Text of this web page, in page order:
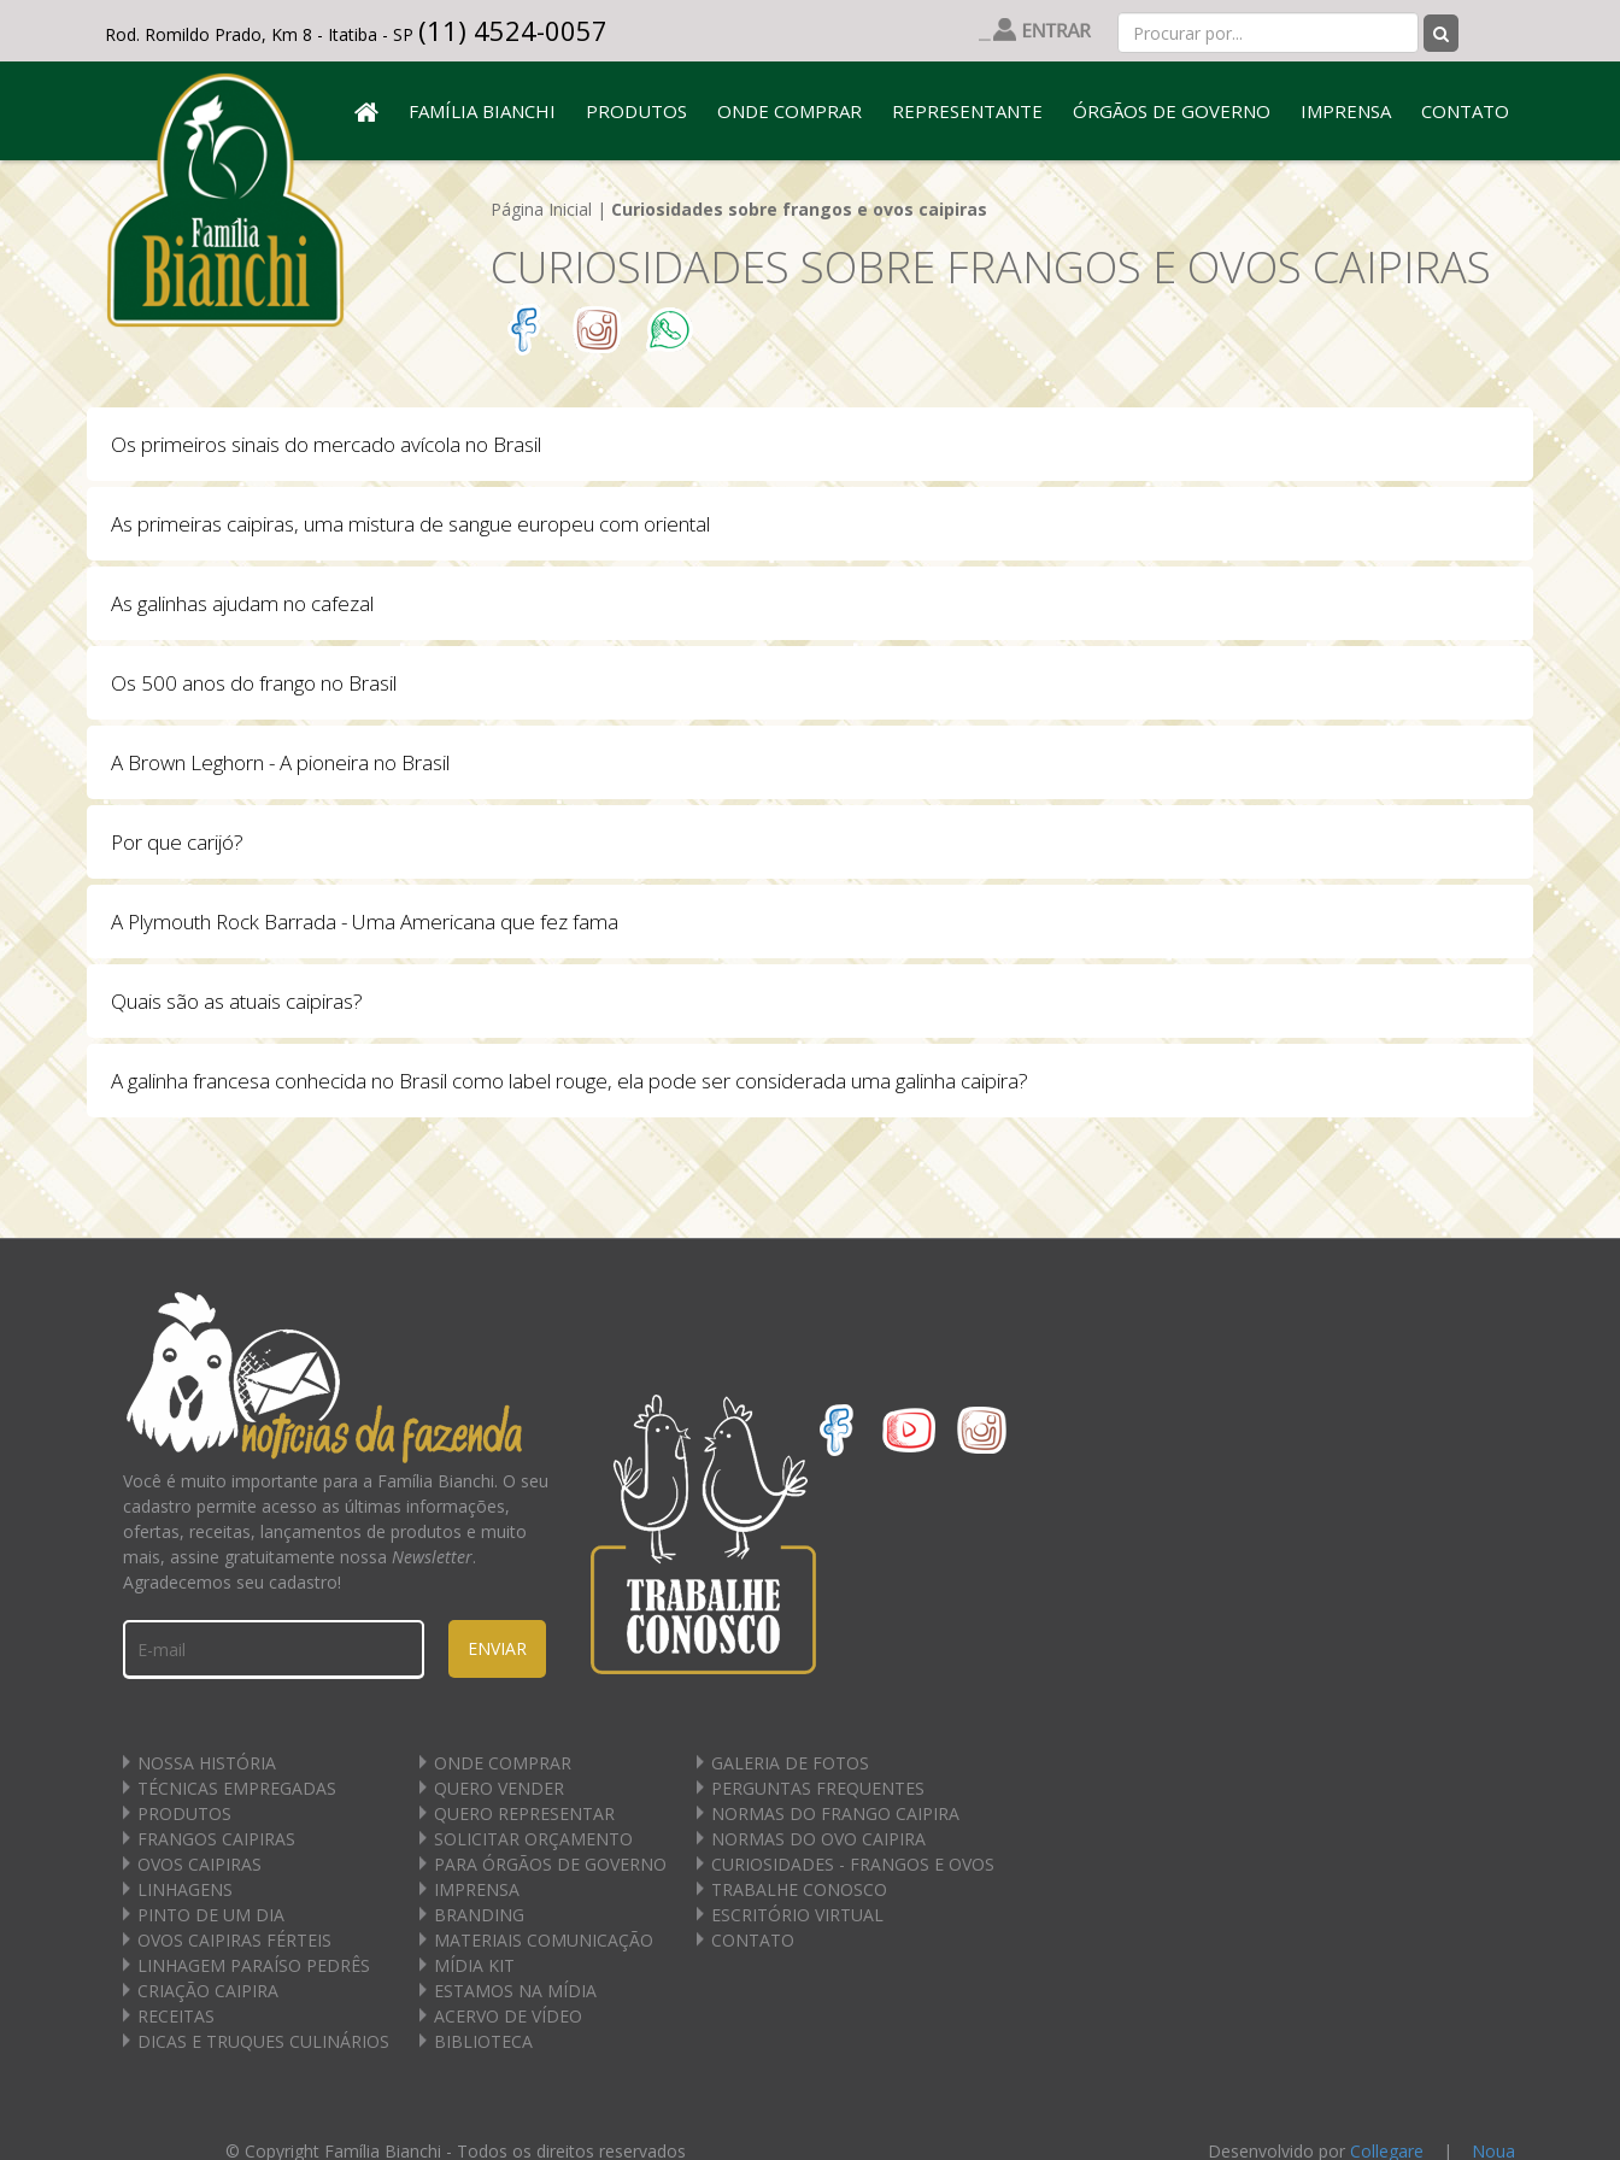
Rod. Romildo Prado, Km 8 - Itatiba - SP (11) 4524-0057
FAMÍLIA BIANCHI PRODUTOS ONDE COMPRAR REPRESENTANTE ÓRGÃOS DE GOVERNO IMPRENSA CONTATO
Página Inicial | Curiosidades sobre frangos e ovos caipiras
CURIOSIDADES SOBRE FRANGOS E OVOS CAIPIRAS
Os primeiros sinais do mercado avícola no Brasil
As primeiras caipiras, uma mistura de sangue europeu com oriental
As galinhas ajudam no cafezal
Os 500 anos do frango no Brasil
A Brown Leghorn - A pioneira no Brasil
Por que carijó?
A Plymouth Rock Barrada - Uma Americana que fez fama
Quais são as atuais caipiras?
A galinha francesa conhecida no Brasil como label rouge, ela pode ser considerada uma galinha caipira?
Você é muito importante para a Família Bianchi. O seu
cadastro permite acesso as últimas informações,
ofertas, receitas, lançamentos de produtos e muito
mais, assine gratuitamente nossa Newsletter.
Agradecemos seu cadastro!
ENVIAR
NOSSA HISTÓRIA
TÉCNICAS EMPREGADAS
PRODUTOS
FRANGOS CAIPIRAS
OVOS CAIPIRAS
LINHAGENS
PINTO DE UM DIA
OVOS CAIPIRAS FÉRTEIS
LINHAGEM PARAÍSO PEDRÊS
CRIAÇÃO CAIPIRA
RECEITAS
DICAS E TRUQUES CULINÁRIOS
ONDE COMPRAR
QUERO VENDER
QUERO REPRESENTAR
SOLICITAR ORÇAMENTO
PARA ÓRGÃOS DE GOVERNO
IMPRENSA
BRANDING
MATERIAIS COMUNICAÇÃO
MÍDIA KIT
ESTAMOS NA MÍDIA
ACERVO DE VÍDEO
BIBLIOTECA
GALERIA DE FOTOS
PERGUNTAS FREQUENTES
NORMAS DO FRANGO CAIPIRA
NORMAS DO OVO CAIPIRA
CURIOSIDADES - FRANGOS E OVOS
TRABALHE CONOSCO
ESCRITÓRIO VIRTUAL
CONTATO
© Copyright Família Bianchi - Todos os direitos reservados Desenvolvido por Collegare | Noua